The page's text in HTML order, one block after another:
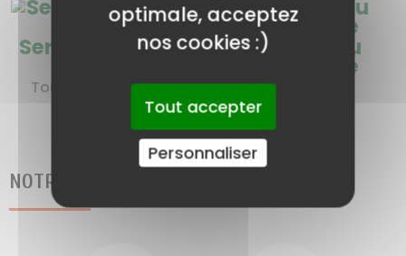
Service client de
Toujours prêt à vous
Satisfait ou
remboursé
30 jours !
NOTRE SÉLECTION DE MARQUE
optimale, acceptez
nos cookies :)
Tout accepter
Personnaliser